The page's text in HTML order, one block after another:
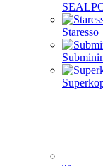
Staresso